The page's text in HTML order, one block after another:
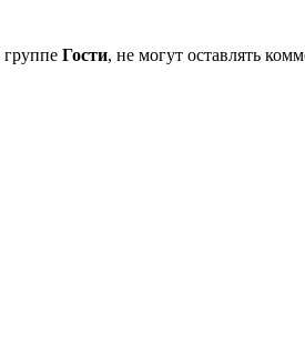
группе Гости, не могут оставлять